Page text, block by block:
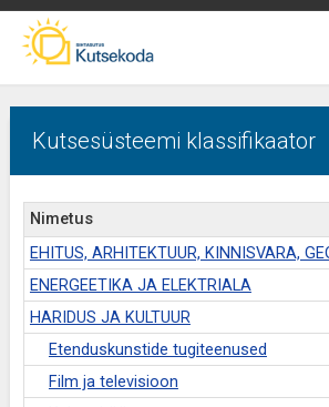
Kutsesüsteemi klassifikaator
Nimetus
EHITUS, ARHITEKTUUR, KINNISVARA,
ENERGEETIKA JA ELEKTRIALA
HARIDUS JA KULTUUR
Etenduskunstide tugiteenused
Film ja televisioon